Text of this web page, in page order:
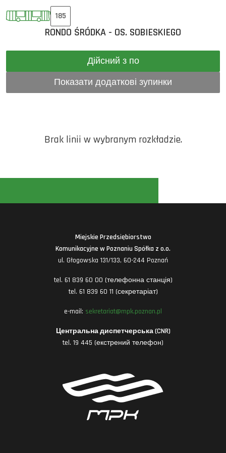
185
RONDO ŚRÓDKA - OS. SOBIESKIEGO
Дійсний з по
Показати додаткові зупинки
Brak linii w wybranym rozkładzie.
Miejskie Przedsiębiorstwo
Komunikacyjne w Poznaniu Spółka z o.o.
ul. Głogowska 131/133, 60-244 Poznań
tel. 61 839 60 00 (телефонна станція)
tel. 61 839 60 11 (секретаріат)
e-mail: sekretariat@mpk.poznan.pl
Центральна диспетчерська (CNR)
tel. 19 445 (екстрений телефон)